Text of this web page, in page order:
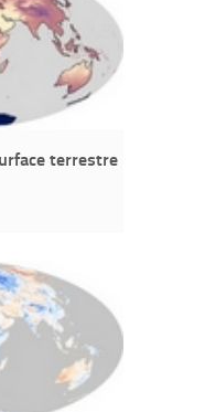
terrestre